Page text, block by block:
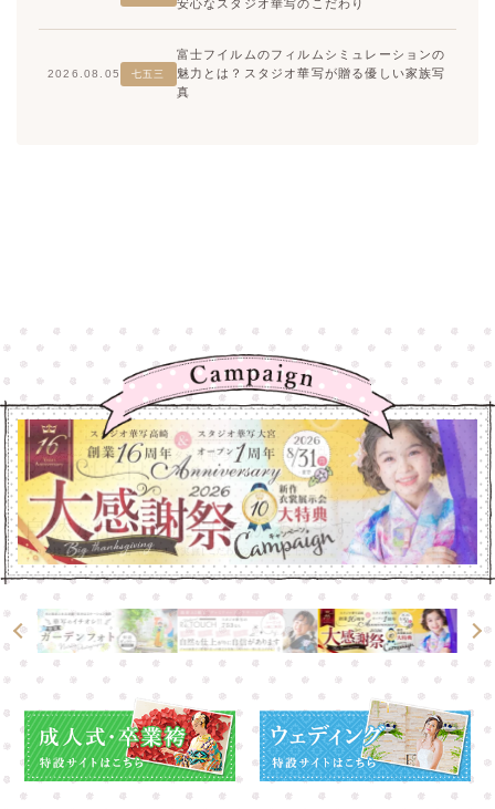
安心なスタジオ華写のこだわり
2026.08.05 七五三
富士フイルムのフィルムシミュレーションの
魅力とは？スタジオ華写が贈る優しい家族写
真
高崎店
大宮店
高崎店
大宮店